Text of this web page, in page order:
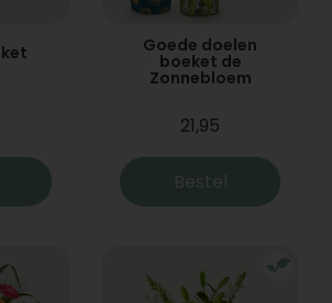
Goede doelen
boeket de
Zonnebloem
21,95
Bestel